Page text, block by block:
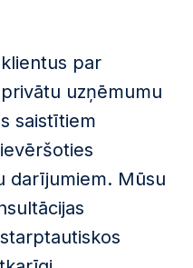
par
uzņēmumu
saistītiem
darījumiem. Mūsu